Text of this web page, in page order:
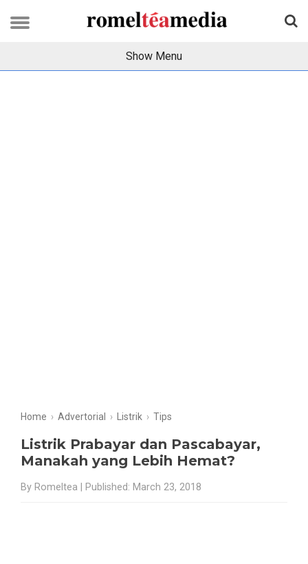
Show Menu
Home › Advertorial › Listrik › Tips
Listrik Prabayar dan Pascabayar,
Manakah yang Lebih Hemat?
By Romeltea | Published: March 23, 2018